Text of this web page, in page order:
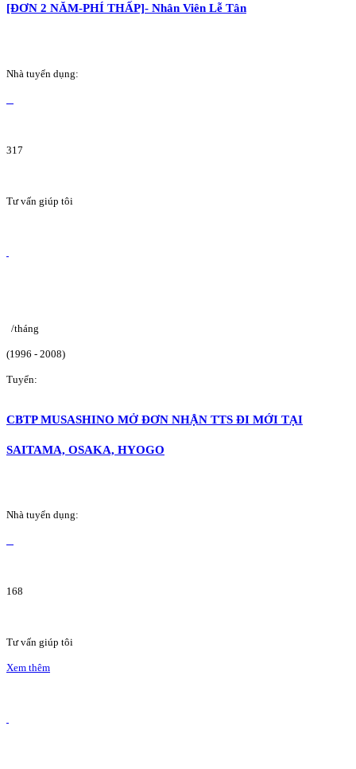
[ĐƠN 2 NĂM-PHÍ THẤP]- Nhân Viên Lễ Tân
Nhà tuyển dụng:
317
Tư vấn giúp tôi
/tháng
(1996 - 2008)
Tuyển:
CBTP MUSASHINO MỞ ĐƠN NHẬN TTS ĐI MỚI TẠI
SAITAMA, OSAKA, HYOGO
Nhà tuyển dụng:
168
Tư vấn giúp tôi
Xem thêm